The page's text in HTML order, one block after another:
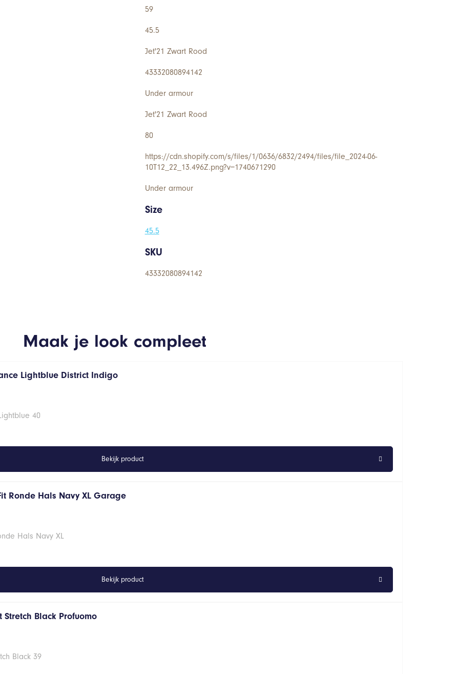
59
45.5
Jet'21 Zwart Rood
43332080894142
Under armour
Jet'21 Zwart Rood
80
https://cdn.shopify.com/s/files/1/0636/6832/2494/files/file_2024-06-
10T12_22_13.496Z.png?v=1740671290
Under armour
Size
45.5
SKU
43332080894142
Maak je look compleet
Lightblue District Indigo
40
Bekijk product
Ronde Hals Navy XL Garage
Hals Navy XL
Bekijk product
Stretch Black Profuomo
Black 39